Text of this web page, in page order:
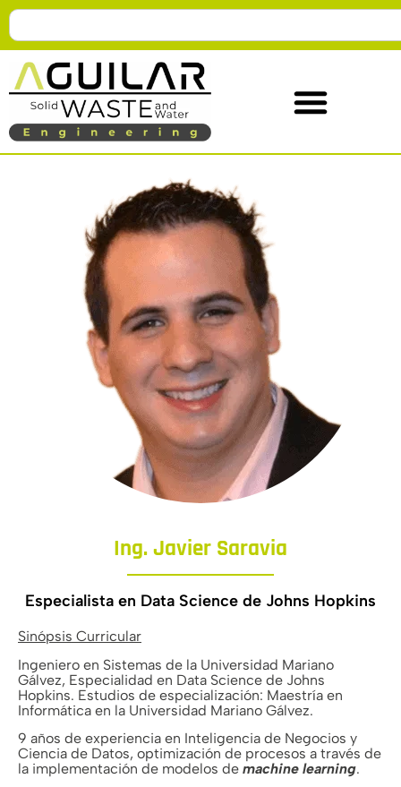
Ing. Javier Saravia
Especialista en Data Science de Johns Hopkins
Sinópsis Curricular
Ingeniero en Sistemas de la Universidad Mariano
Gálvez, Especialidad en Data Science de Johns
Hopkins. Estudios de especialización: Maestría en
Informática en la Universidad Mariano Gálvez.
9 años de experiencia en Inteligencia de Negocios y
Ciencia de Datos, optimización de procesos a través de
la implementación de modelos de machine learning.